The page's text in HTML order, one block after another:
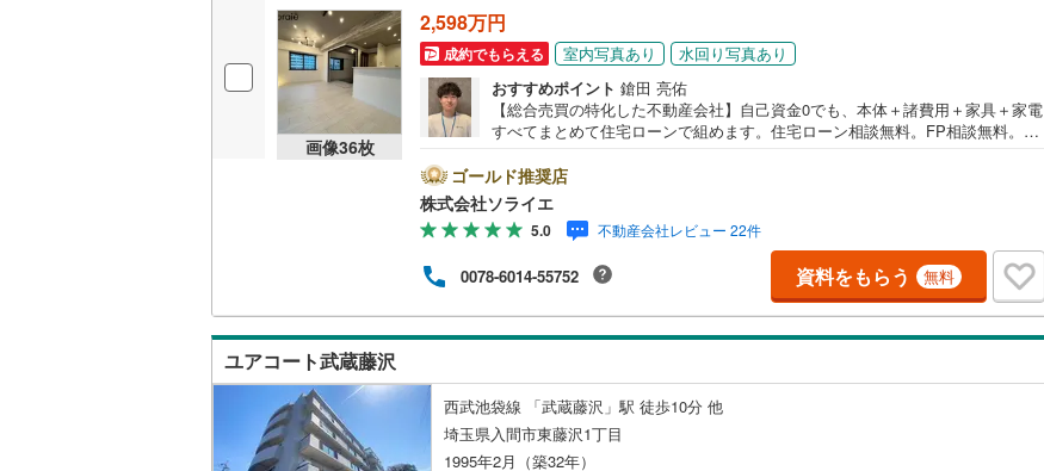
画像36枚
2,598万円
成約でもらえる 室内写真あり
水回り写真あり
おすすめポイント 鎗田 亮佑
【総合売買の特化した不動産会社】自己資金0でも、本体＋諸費用＋家具＋家電
すべてまとめて住宅ローンで組めます。住宅ローン相談無料。FP相談無料。営
り、営業マンの差を実感してください！◆他社様でご紹介されている物件も一
緒にご提案できます。◆おまとめローン（消費者金融系・車のローン・カード
系の借入・エアコン等の電化製品等）もおまとめ可能です。◆お忙しいときは
現地待合せ＆現地解散できます。◆勤続年数が1年未満でも、ローンが受けられ
ます。株式会社ソライエにお任せください！売買・賃貸・売却相談・相続相
談・空家管理・住宅ローン相談等何でもお気軽にご相談ください！お問い合わ
せ・ご来店お待ちしております！（＾＾）！
ゴールド推奨店
株式会社ソライエ
5.0 不動産会社レビュー 22件
0078-6014-55752 資料をもらう 無料
ユアコート武蔵藤沢
西武池袋線 「武蔵藤沢」駅 徒歩10分 他
埼玉県入間市東藤沢1丁目
1995年2月（築32年）
北足立郡伊奈町
入間郡越生町(0) 比企郡滑川町
比企郡小川町(0) 比企郡川島町(0)
比企郡鳩山町(
秩父郡皆野町
児玉郡美里町(0)
大里郡寄居町(0)
北葛飾郡杉戸町(0) 北葛飾郡松伏町(0)
立地
最寄りの駅が始発駅 （2 ）
共用施設
コンシェルジュサービス
設備
床暖房（ 0） オール電化（ 0）
間取り、居室全体
バリアフリー住宅（